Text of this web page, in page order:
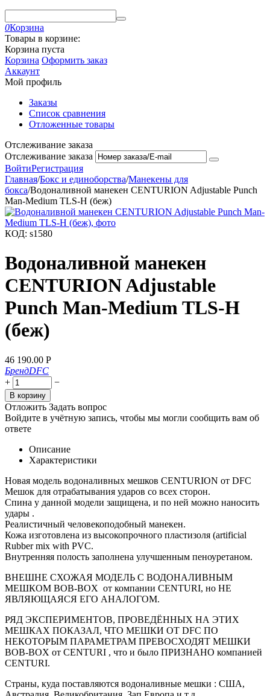
0Корзина
Товары в корзине:
Корзина пуста
Корзина Оформить заказ
Аккаунт
Мой профиль
Заказы
Список сравнения
Отложенные товары
Отслеживание заказа
Отслеживание заказа
ВойтиРегистрация
Главная/Бокс и единоборства/Манекены для
бокса/Водоналивной манекен CENTURION Adjustable Punch
Man-Medium TLS-H (беж)
КОД: s1580
Водоналивной манекен
CENTURION Adjustable
Punch Man-Medium TLS-H
(беж)
46 190.00 Р
БрендDFC
+
−
В корзину
Отложить Задать вопрос
Войдите в учётную запись, чтобы мы могли сообщить вам об
ответе
Описание
Характеристики
Новая модель водоналивных мешков CENTURION от DFC
Мешок для отрабатывания ударов со всех сторон.
Спина у данной модели защищена, и по ней можно наносить
удары .
Реалистичный человекоподобный манекен.
Кожа изготовлена из высокопрочного пластизоля (artificial
Rubber mix with PVC.
Внутренняя полость заполнена улучшенным пеноуретаном.
ВНЕШНЕ СХОЖАЯ МОДЕЛЬ С ВОДОНАЛИВНЫМ
МЕШКОМ BOB-BOX от компании CENTURI, но НЕ
ЯВЛЯЮЩАЯСЯ ЕГО АНАЛОГОМ.
РЯД ЭКСПЕРИМЕНТОВ, ПРОВЕДЁННЫХ НА ЭТИХ
МЕШКАХ ПОКАЗАЛ, ЧТО МЕШКИ ОТ DFC ПО
НЕКОТОРЫМ ПАРАМЕТРАМ ПРЕВОСХОДЯТ МЕШКИ
BOB-BOX от CENTURI , что и было ПРИЗНАНО компанией
CENTURI.
Страны, куда поставляются водоналивные мешки : США,